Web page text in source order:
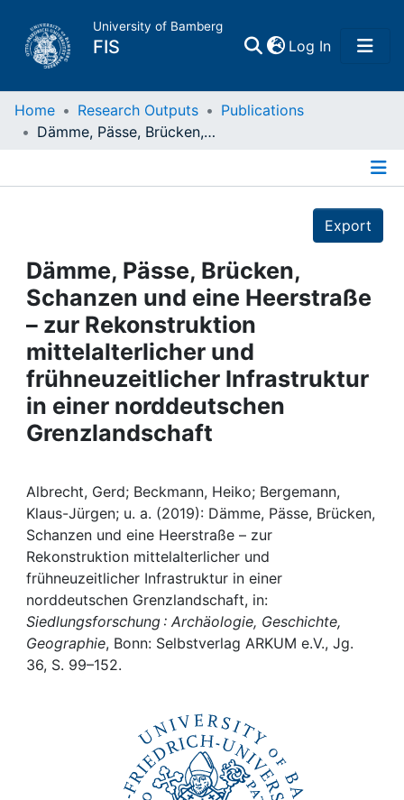
University of Bamberg
FIS Log In(current)
Home
Projects
People
Institutions
Awards
Help
Home Research Outputs
Publications
Dämme, Pässe, Brücken, Schanzen und eine Heerstraße – zur Rekonstruktion mittelalterlicher und frühneuzeitlicher Infrastruktur in einer norddeutschen Grenzlandschaft
Export
Dämme, Pässe, Brücken,
Schanzen und eine Heerstraße
– zur Rekonstruktion
mittelalterlicher und
frühneuzeitlicher Infrastruktur
in einer norddeutschen
Grenzlandschaft
Albrecht, Gerd; Beckmann, Heiko; Bergemann,
Klaus-Jürgen; u. a. (2019): Dämme, Pässe, Brücken,
Schanzen und eine Heerstraße – zur
Rekonstruktion mittelalterlicher und
frühneuzeitlicher Infrastruktur in einer
norddeutschen Grenzlandschaft, in:
Siedlungsforschung : Archäologie, Geschichte,
Geographie, Bonn: Selbstverlag ARKUM e.V., Jg.
36, S. 99–152.